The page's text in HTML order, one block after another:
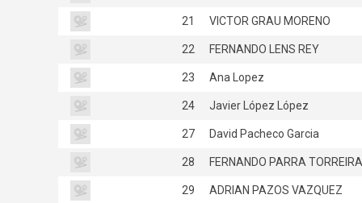
21 VICTOR GRAU MORENO
22 FERNANDO LENS REY
23 Ana Lopez
24 Javier López López
27 David Pacheco Garcia
28 FERNANDO PARRA TORREIRA
29 ADRIAN PAZOS VAZQUEZ